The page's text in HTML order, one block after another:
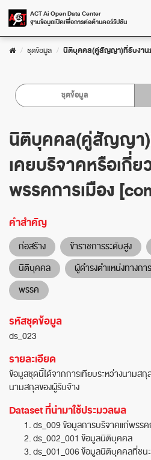
Skip
ACT Ai Open Data Center
ฐานข้อมูลเปิดเพื่อการต่อต้านคอร์รัปชัน
ชุดข้อมูล นิติบุคคล(คู่สัญญา)ที่รับงาน
ชุดข้อมูล
นิติบุคคล(คู่สัญญา)
เคยบริจาคหรือเกี่ย
พรรคการเมือง
คำสำคัญ
ก่อสร้าง ข้าราชการระดับสูง
นิติบุคคล
ผู้ดำรงตำแหน่งทางกา
พรรค
รหัสชุดข้อมูล
ds_023
รายละเอียด
ข้อมูลชุดนี้ได้จากการเทียบระหว่างนามสกุ
นามสกุลของผู้รับจ้าง
Dataset ที่นำมาใช้ประมวลผล
ds_009 ข้อมูลการบริจาคแก่พรรค
ds_002_001 ข้อมูลนิติบุคคล
ds_001_006 ข้อมูลนิติบุคคลที่ชนะ